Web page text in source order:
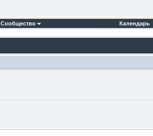
Сообщество Календарь